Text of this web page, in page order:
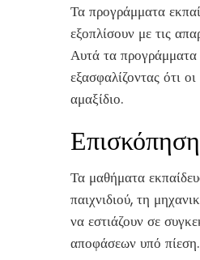
Τα προγράμματα
εξοπλίσουν με τις
Αυτά τα προγράμματα
εξασφαλίζοντας ότι
αμαξίδιο.
Τα μαθήματα
παιχνιδιού, τη
να εστιάζουν σε
αποφάσεων υπό πίεση.